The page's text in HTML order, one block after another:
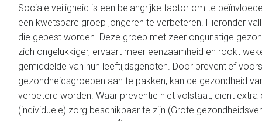
Sociale veiligheid is een belangrijke factor om te
een kwetsbare groep jongeren te verbeteren. Hieronder
die gepest worden. Deze groep met zeer ongunstige
zich ongelukkiger, ervaart meer eenzaamheid en rookt
gemiddelde van hun leeftijdsgenoten. Door preventief
gezondheidsgroepen aan te pakken, kan de gezondheid
verbeterd worden. Waar preventie niet volstaat, dient extra
(individuele) zorg beschikbaar te zijn (Grote